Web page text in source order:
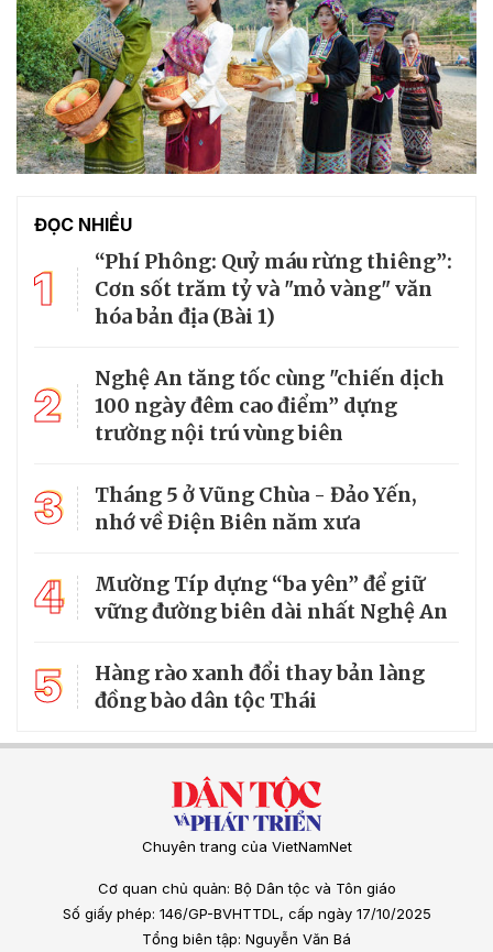
ĐỌC NHIỀU
1
“Phí Phông: Quỷ máu rừng thiêng”:
Cơn sốt trăm tỷ và "mỏ vàng" văn
hóa bản địa (Bài 1)
2
Nghệ An tăng tốc cùng "chiến dịch
100 ngày đêm cao điểm” dựng
trường nội trú vùng biên
3
Tháng 5 ở Vũng Chùa - Đảo Yến,
nhớ về Điện Biên năm xưa
4
Mường Típ dựng “ba yên” để giữ
vững đường biên dài nhất Nghệ An
5
Hàng rào xanh đổi thay bản làng
đồng bào dân tộc Thái
Chuyên trang của VietNamNet
Cơ quan chủ quản: Bộ Dân tộc và Tôn giáo
Số giấy phép: 146/GP-BVHTTDL, cấp ngày 17/10/2025
Tổng biên tập: Nguyễn Văn Bá